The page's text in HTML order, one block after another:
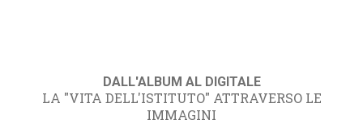
DALL'ALBUM AL DIGITALE
LA "VITA DELL'ISTITUTO" ATTRAVERSO LE
IMMAGINI